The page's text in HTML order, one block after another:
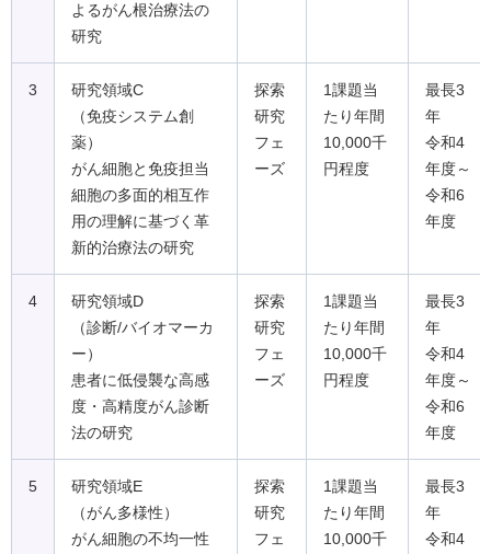
よるがん根治療法の
研究
3
研究領域C
（免疫システム創
薬）
がん細胞と免疫担当
細胞の多面的相互作
用の理解に基づく革
新的治療法の研究
探索
研究
フェ
ーズ
1課題当
たり年間
10,000千
円程度
最長3
年
令和4
年度～
令和6
年度
4
研究領域D
（診断/バイオマーカ
ー）
患者に低侵襲な高感
度・高精度がん診断
法の研究
探索
研究
フェ
ーズ
1課題当
たり年間
10,000千
円程度
最長3
年
令和4
年度～
令和6
年度
5
研究領域E
（がん多様性）
がん細胞の不均一性
探索
研究
フェ
1課題当
たり年間
10,000千
最長3
年
令和4